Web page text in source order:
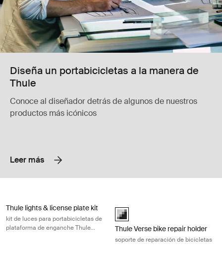
Diseña un portabicicletas a la manera de
Thule
Conoce al diseñador detrás de algunos de nuestros
productos más icónicos
Leer más
Thule lights & license plate kit
kit de luces para portabicicletas de
plataforma de enganche Thule
Thule Verse bike repair holder
Thule Verse bike repair holder
soporte de reparación de bicicletas